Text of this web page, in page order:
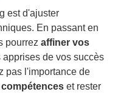
est d'ajuster
En passant en
pourrez affiner vos
de vos succès
pas l'importance de
et rester